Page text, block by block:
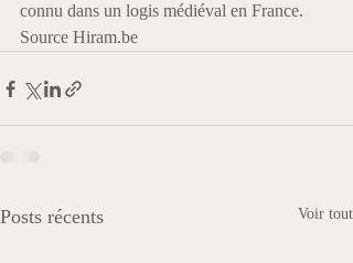
connu dans un logis médiéval en France.
Source Hiram.be
Posts récents Voir tout